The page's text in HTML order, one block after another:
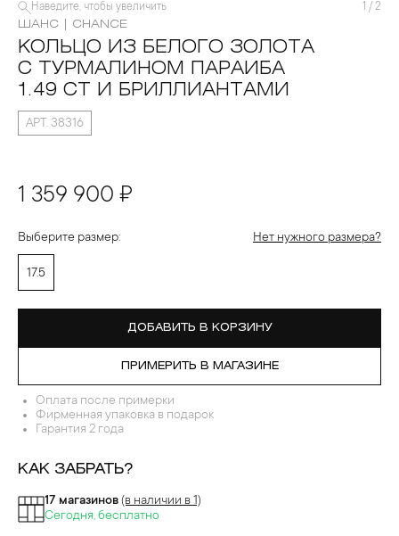
Наведите, чтобы увеличить 1 / 2
ШАНС | CHANCE
КОЛЬЦО ИЗ БЕЛОГО ЗОЛОТА
С ТУРМАЛИНОМ ПАРАИБА
1.49 CT И БРИЛЛИАНТАМИ
АРТ. 38316
1 359 900 ₽
Выберите размер: Нет нужного размера?
17.5
ДОБАВИТЬ В КОРЗИНУ
ПРИМЕРИТЬ В МАГАЗИНЕ
Оплата после примерки
Фирменная упаковка в подарок
Гарантия 2 года
КАК ЗАБРАТЬ?
17 магазинов (в наличии в 1)
Сегодня, бесплатно